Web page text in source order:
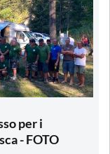
per i
- FOTO